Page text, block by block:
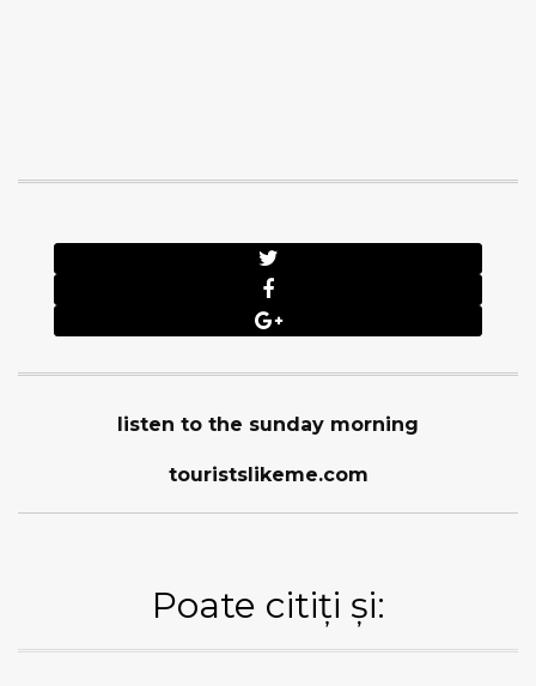
listen to the sunday morning
touristslikeme.com
Poate citiți și: